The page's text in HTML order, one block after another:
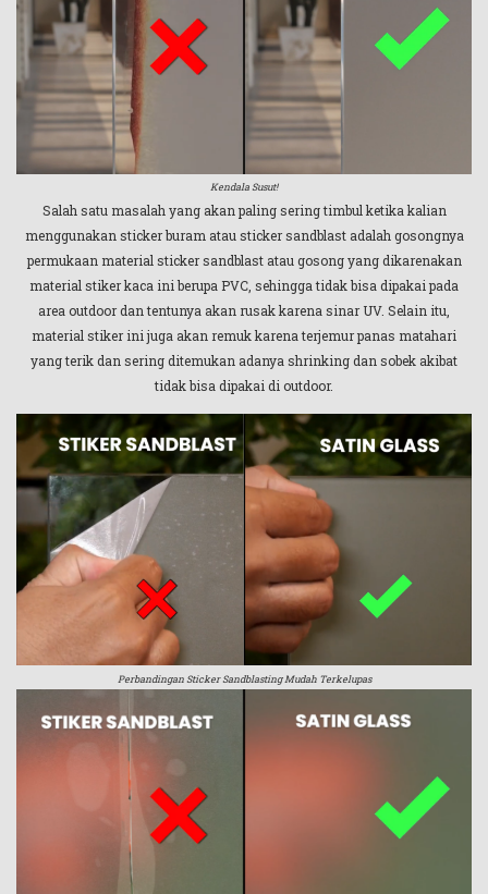
Kendala Susut!
Salah satu masalah yang akan paling sering timbul ketika kalian
menggunakan sticker buram atau sticker sandblast adalah gosongnya
permukaan material sticker sandblast atau gosong yang dikarenakan
material stiker kaca ini berupa PVC, sehingga tidak bisa dipakai pada
area outdoor dan tentunya akan rusak karena sinar UV. Selain itu,
material stiker ini juga akan remuk karena terjemur panas matahari
yang terik dan sering ditemukan adanya shrinking dan sobek akibat
tidak bisa dipakai di outdoor.
Perbandingan Sticker Sandblasting Mudah Terkelupas